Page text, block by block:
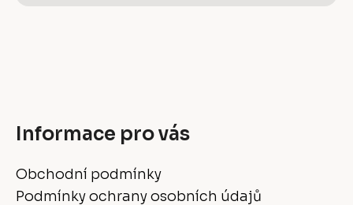
Informace pro vás
Obchodní podmínky
Podmínky ochrany osobních údajů